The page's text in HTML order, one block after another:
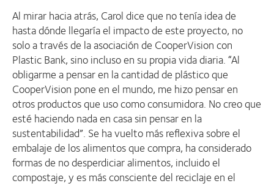
Al mirar hacia atrás, Carol dice que no tenía idea de
hasta dónde llegaría el impacto de este proyecto, no
solo a través de la asociación de CooperVision con
Plastic Bank, sino incluso en su propia vida diaria. “Al
obligarme a pensar en la cantidad de plástico que
CooperVision pone en el mundo, me hizo pensar en
otros productos que uso como consumidora. No creo que
esté haciendo nada en casa sin pensar en la
sustentabilidad”. Se ha vuelto más reflexiva sobre el
embalaje de los alimentos que compra, ha considerado
formas de no desperdiciar alimentos, incluido el
compostaje, y es más consciente del reciclaje en el